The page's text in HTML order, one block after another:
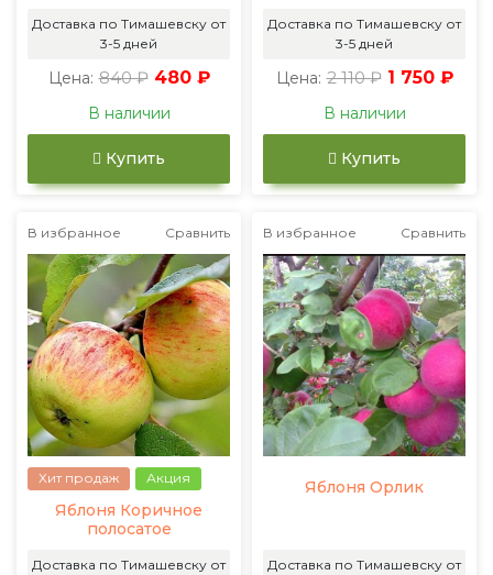
Доставка по Тимашевску от
3-5 дней
Цена: 840 ₽ 480 ₽
В наличии
Купить
Доставка по Тимашевску от
3-5 дней
Цена: 2 110 ₽ 1 750 ₽
В наличии
Купить
В избранное Сравнить
Хит продаж Акция
Яблоня Коричное
полосатое
Доставка по Тимашевску от
В избранное Сравнить
Яблоня Орлик
Доставка по Тимашевску от